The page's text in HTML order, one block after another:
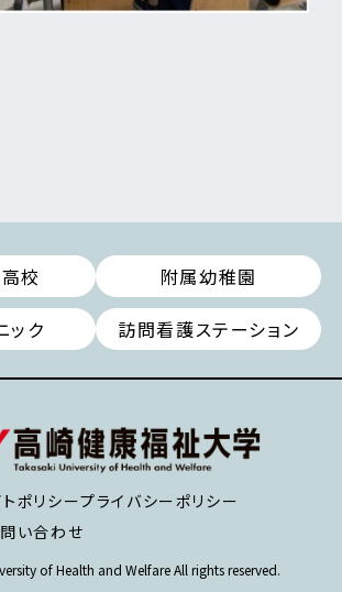
校
附属幼稚園
ック
訪問看護ステーション
トポリシープライバシーポリシー
い合わせ
of Health and Welfare All rights reserved.